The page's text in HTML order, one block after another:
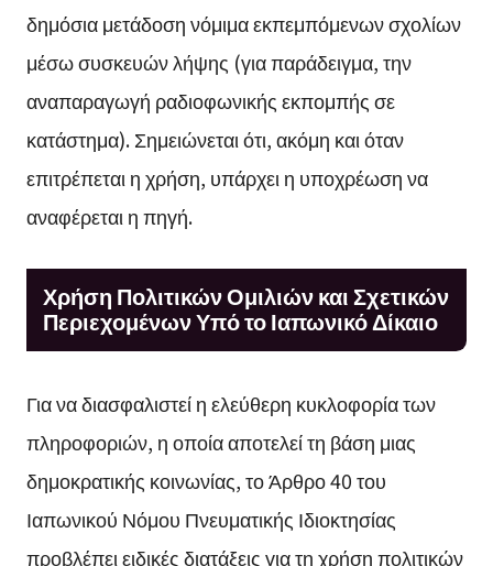
δημόσια μετάδοση νόμιμα εκπεμπόμενων σχολίων
μέσω συσκευών λήψης (για παράδειγμα, την
αναπαραγωγή ραδιοφωνικής εκπομπής σε
κατάστημα). Σημειώνεται ότι, ακόμη και όταν
επιτρέπεται η χρήση, υπάρχει η υποχρέωση να
αναφέρεται η πηγή.
Χρήση Πολιτικών Ομιλιών και Σχετικών
Περιεχομένων Υπό το Ιαπωνικό Δίκαιο
Για να διασφαλιστεί η ελεύθερη κυκλοφορία των
πληροφοριών, η οποία αποτελεί τη βάση μιας
δημοκρατικής κοινωνίας, το Άρθρο 40 του
Ιαπωνικού Νόμου Πνευματικής Ιδιοκτησίας
προβλέπει ειδικές διατάξεις για τη χρήση πολιτικών